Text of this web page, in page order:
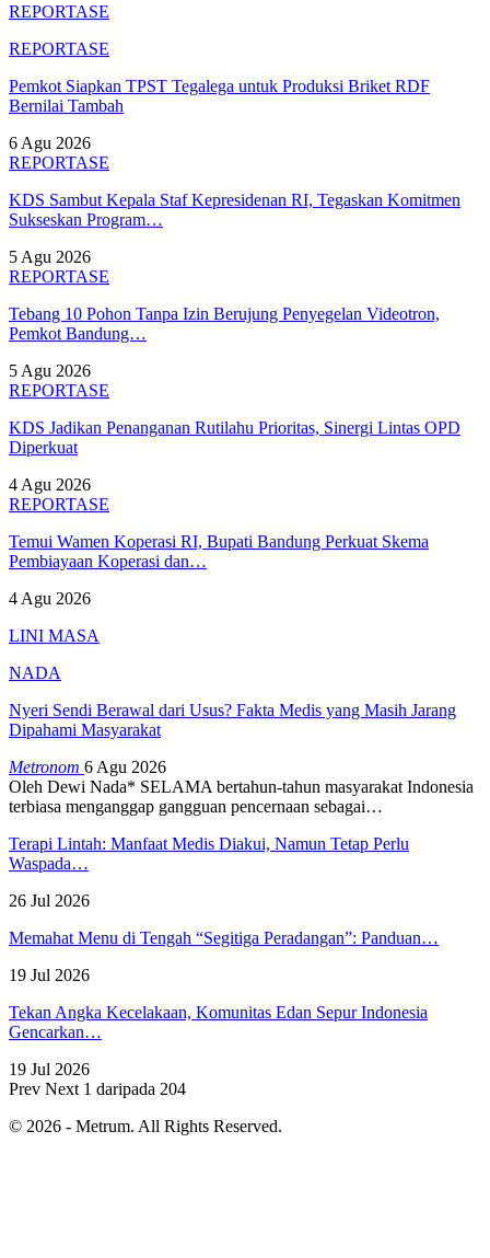
REPORTASE
REPORTASE
Pemkot Siapkan TPST Tegalega untuk Produksi Briket RDF
Bernilai Tambah
6 Agu 2026
REPORTASE
KDS Sambut Kepala Staf Kepresidenan RI, Tegaskan Komitmen
Sukseskan Program…
5 Agu 2026
REPORTASE
Tebang 10 Pohon Tanpa Izin Berujung Penyegelan Videotron,
Pemkot Bandung…
5 Agu 2026
REPORTASE
KDS Jadikan Penanganan Rutilahu Prioritas, Sinergi Lintas OPD
Diperkuat
4 Agu 2026
REPORTASE
Temui Wamen Koperasi RI, Bupati Bandung Perkuat Skema
Pembiayaan Koperasi dan…
4 Agu 2026
LINI MASA
NADA
Nyeri Sendi Berawal dari Usus? Fakta Medis yang Masih Jarang
Dipahami Masyarakat
Metronom 6 Agu 2026
Oleh Dewi Nada* SELAMA bertahun-tahun masyarakat Indonesia
terbiasa menganggap gangguan pencernaan sebagai…
Terapi Lintah: Manfaat Medis Diakui, Namun Tetap Perlu
Waspada…
26 Jul 2026
Memahat Menu di Tengah “Segitiga Peradangan”: Panduan…
19 Jul 2026
Tekan Angka Kecelakaan, Komunitas Edan Sepur Indonesia
Gencarkan…
19 Jul 2026
Prev Next 1 daripada 204
© 2026 - Metrum. All Rights Reserved.